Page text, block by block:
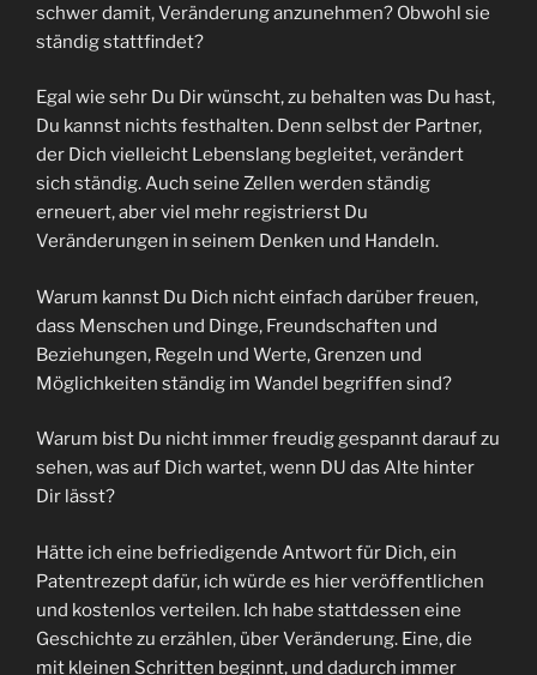
schwer damit, Veränderung anzunehmen? Obwohl sie
ständig stattfindet?
Egal wie sehr Du Dir wünscht, zu behalten was Du hast,
Du kannst nichts festhalten. Denn selbst der Partner,
der Dich vielleicht Lebenslang begleitet, verändert
sich ständig. Auch seine Zellen werden ständig
erneuert, aber viel mehr registrierst Du
Veränderungen in seinem Denken und Handeln.
Warum kannst Du Dich nicht einfach darüber freuen,
dass Menschen und Dinge, Freundschaften und
Beziehungen, Regeln und Werte, Grenzen und
Möglichkeiten ständig im Wandel begriffen sind?
Warum bist Du nicht immer freudig gespannt darauf zu
sehen, was auf Dich wartet, wenn DU das Alte hinter
Dir lässt?
Hätte ich eine befriedigende Antwort für Dich, ein
Patentrezept dafür, ich würde es hier veröffentlichen
und kostenlos verteilen. Ich habe stattdessen eine
Geschichte zu erzählen, über Veränderung. Eine, die
mit kleinen Schritten beginnt, und dadurch immer